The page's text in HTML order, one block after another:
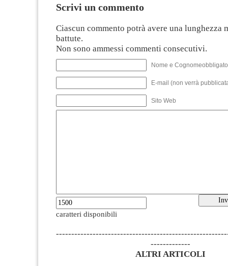
Scrivi un commento
Ciascun commento potrà avere una lunghezza
battute.
Non sono ammessi commenti consecutivi.
Nome e
E-mail (non verrà
Sito Web
caratteri disponibili
-------------
ALTRI ARTICOLI